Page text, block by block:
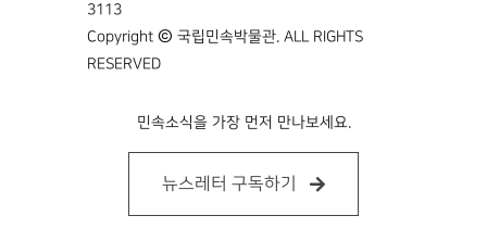
3113
Copyright © 국립민속박물관. ALL RIGHTS
RESERVED
민속소식을 가장 먼저 만나보세요.
뉴스레터 구독하기